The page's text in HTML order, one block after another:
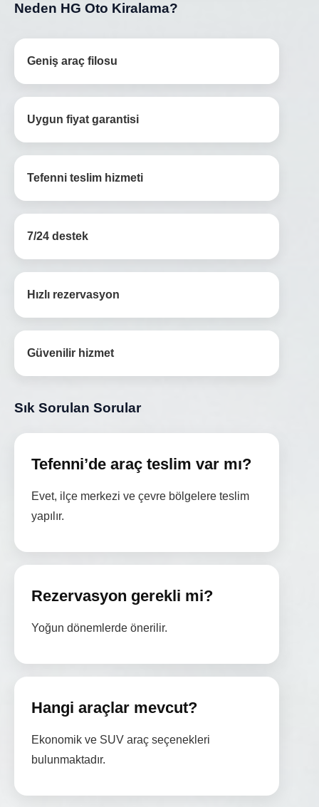
Neden HG Oto Kiralama?
Geniş araç filosu
Uygun fiyat garantisi
Tefenni teslim hizmeti
7/24 destek
Hızlı rezervasyon
Güvenilir hizmet
Sık Sorulan Sorular
Tefenni’de araç teslim var mı?
Evet, ilçe merkezi ve çevre bölgelere teslim
yapılır.
Rezervasyon gerekli mi?
Yoğun dönemlerde önerilir.
Hangi araçlar mevcut?
Ekonomik ve SUV araç seçenekleri
bulunmaktadır.